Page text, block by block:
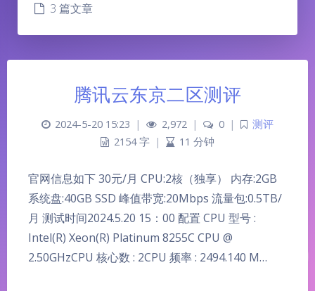
3 篇文章
腾讯云东京二区测评
2024-5-20 15:23 | 2,972 | 0 |
测评
2154 字 | 11 分钟
官网信息如下 30元/月 CPU:2核（独享） 内存:2GB
系统盘:40GB SSD 峰值带宽:20Mbps 流量包:0.5TB/
月 测试时间2024.5.20 15：00 配置 CPU 型号 :
Intel(R) Xeon(R) Platinum 8255C CPU @
2.50GHzCPU 核心数 : 2CPU 频率 : 2494.140 M…